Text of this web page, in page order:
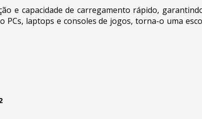
e capacidade de carregamento rápido,
PCs, laptops e consoles de jogos, torna-o uma